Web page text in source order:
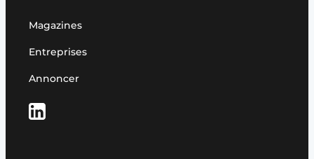
Magazines
Entreprises
Annoncer